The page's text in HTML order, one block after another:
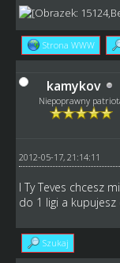
Strona WWW
kamykov
Niepoprawny
2012-05-17, 21:14:11
I Ty Teves chcesz
do 1 ligi a
Szukaj